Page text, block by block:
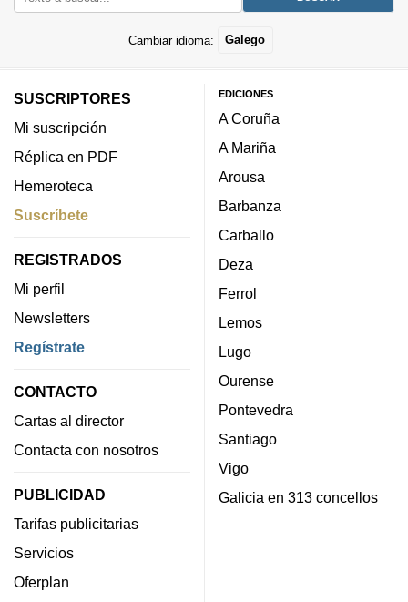
Cambiar idioma: Galego
SUSCRIPTORES
Mi suscripción
Réplica en PDF
Hemeroteca
Suscríbete
REGISTRADOS
Mi perfil
Newsletters
Regístrate
CONTACTO
Cartas al director
Contacta con nosotros
PUBLICIDAD
Tarifas publicitarias
Servicios
Oferplan
EDICIONES
A Coruña
A Mariña
Arousa
Barbanza
Carballo
Deza
Ferrol
Lemos
Lugo
Ourense
Pontevedra
Santiago
Vigo
Galicia en 313 concellos